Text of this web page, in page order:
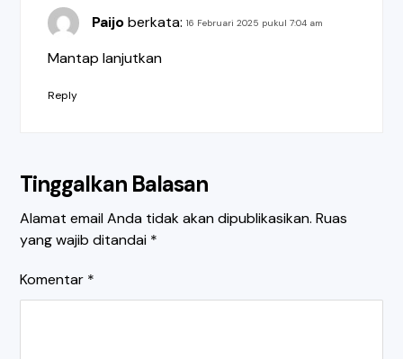
Paijo berkata: 16 Februari 2025 pukul 7:04 am
Mantap lanjutkan
Reply
Tinggalkan Balasan
Alamat email Anda tidak akan dipublikasikan. Ruas
yang wajib ditandai *
Komentar *